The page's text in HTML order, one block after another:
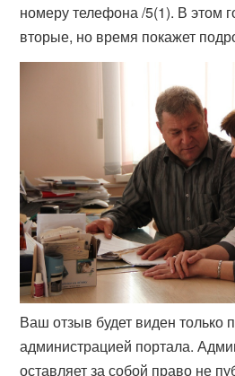
номеру телефона /5(1). В этом
вторые, но время покажет
Ваш отзыв будет виден только
администрацией портала.
оставляет за собой право не